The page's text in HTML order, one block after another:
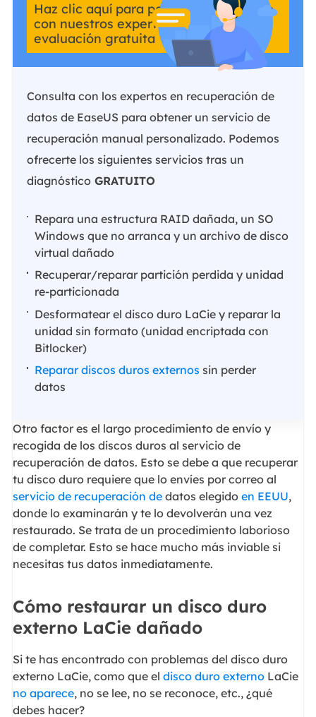
Haz clic aquí para ponerte en contacto
con nuestros expertos y obtener una
evaluación gratuita
Consulta con los expertos en recuperación de
datos de EaseUS para obtener un servicio de
recuperación manual personalizado. Podemos
ofrecerte los siguientes servicios tras un
diagnósticoGRATUITO
Repara una estructura RAID dañada, un SO
Windows que no arranca y un archivo de disco
virtual dañado
Recuperar/reparar partición perdida y unidad
re-particionada
Desformatear el disco duro LaCie y reparar la
unidad sin formato (unidad encriptada con
Bitlocker)
Reparar discos duros externos sin perder
datos
Otro factor es el largo procedimiento de envío y
recogida de los discos duros al servicio de
recuperación de datos. Esto se debe a que recuperar
tu disco duro requiere que lo envíes por correo al
servicio de recuperación dedatos elegido en EEUU,
donde lo examinarán y te lo devolverán una vez
restaurado. Se trata de un procedimiento laborioso
de completar. Esto se hace mucho más inviable si
necesitas tus datos inmediatamente.
Cómo restaurar un disco duro
externo LaCie dañado
Si te has encontrado con problemas del disco duro
externo LaCie, como que el disco duro externoLaCie
no aparece, no se lee, no se reconoce, etc., ¿qué
debes hacer?